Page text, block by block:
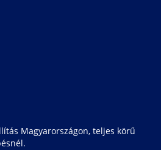
Magyarországon, teljes körű